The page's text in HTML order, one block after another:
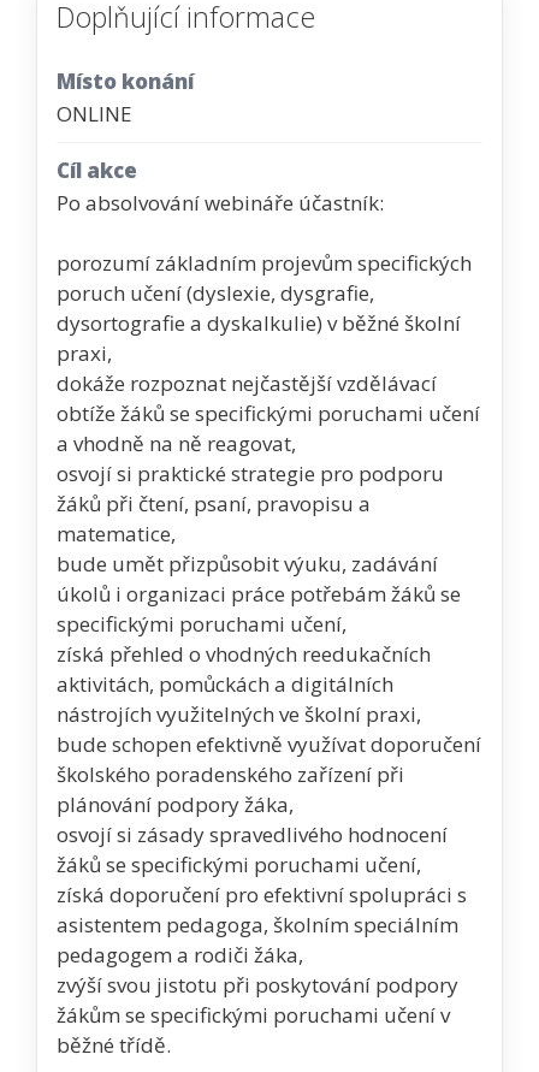
Doplňující informace
Místo konání
ONLINE
Cíl akce
Po absolvování webináře účastník:
porozumí základním projevům specifických
poruch učení (dyslexie, dysgrafie,
dysortografie a dyskalkulie) v běžné školní
praxi,
dokáže rozpoznat nejčastější vzdělávací
obtíže žáků se specifickými poruchami učení
a vhodně na ně reagovat,
osvojí si praktické strategie pro podporu
žáků při čtení, psaní, pravopisu a
matematice,
bude umět přizpůsobit výuku, zadávání
úkolů i organizaci práce potřebám žáků se
specifickými poruchami učení,
získá přehled o vhodných reedukačních
aktivitách, pomůckách a digitálních
nástrojích využitelných ve školní praxi,
bude schopen efektivně využívat doporučení
školského poradenského zařízení při
plánování podpory žáka,
osvojí si zásady spravedlivého hodnocení
žáků se specifickými poruchami učení,
získá doporučení pro efektivní spolupráci s
asistentem pedagoga, školním speciálním
pedagogem a rodiči žáka,
zvýší svou jistotu při poskytování podpory
žákům se specifickými poruchami učení v
běžné třídě.